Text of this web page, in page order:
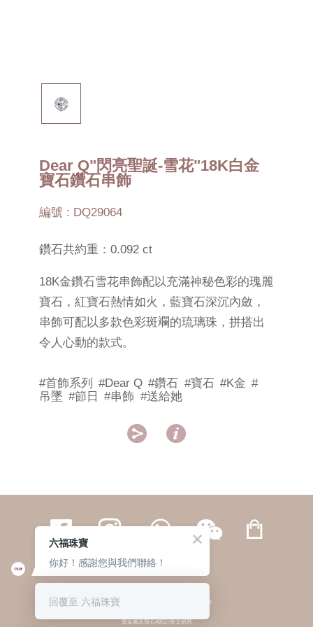
Dear Q"閃亮聖誕-雪花"18K白金
寶石鑽石串飾
編號 : DQ29064
鑽石共約重：0.092 ct
18K金鑽石雪花串飾配以充滿神秘色彩的瑰麗
寶石，紅寶石熱情如火，藍寶石深沉內斂，
串飾可配以多款色彩斑斕的琉璃珠，拼搭出
令人心動的款式。
#首飾系列 #Dear Q #鑽石 #寶石 #K金 #
吊墜 #節日 #串飾 #送給她
 
繁體 | 簡体
© 六福集團 版權所有 不得轉載 私隱政策
貴金屬及寶石A類註冊交易商
六福珠寶
你好！感謝您與我們聯絡！
回覆至 六福珠寶